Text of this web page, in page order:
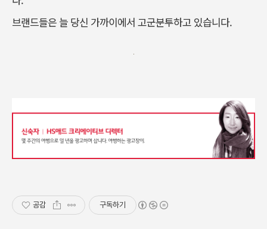
브랜드들은 늘 당신 가까이에서 고군분투하고 있습니다.
공감 구독하기